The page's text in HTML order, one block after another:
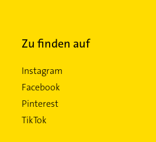
Zu finden auf
Instagram
Facebook
Pinterest
TikTok